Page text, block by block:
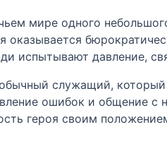
мире одного
оказывается
испытывают давление,
служащий,
ошибок и общение с
героя своим